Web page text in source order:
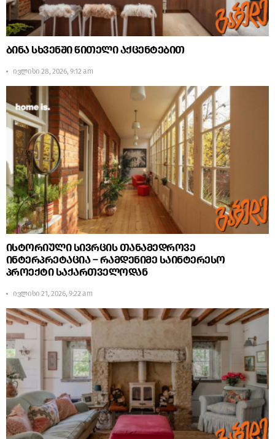
ბინა სხვენში წითელი აქცენტებით
ივლისი 28, 2026, 9:12 am
ისტორიული სივრცის თანამედროვე
ინტერპრეტაცია – რამდენიმე საინტერესო
პროექტი საქართველოდან
ივლისი 21, 2026, 9:22 am